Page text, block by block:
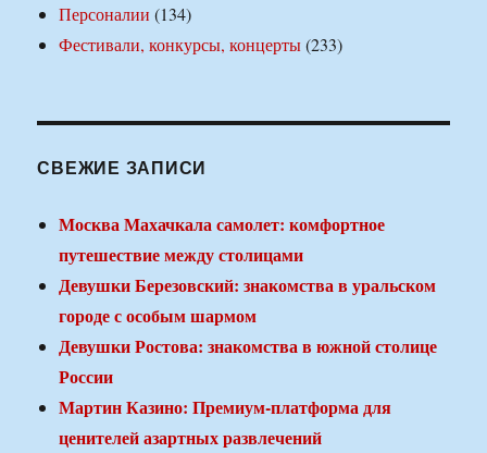
Персоналии (134)
Фестивали, конкурсы, концерты(233)
СВЕЖИЕ ЗАПИСИ
Москва Махачкала самолет: комфортное
путешествие между столицами
Девушки Березовский: знакомства в уральском
городе с особым шармом
Девушки Ростова: знакомства в южной столице
России
Мартин Казино: Премиум-платформа для
ценителей азартных развлечений